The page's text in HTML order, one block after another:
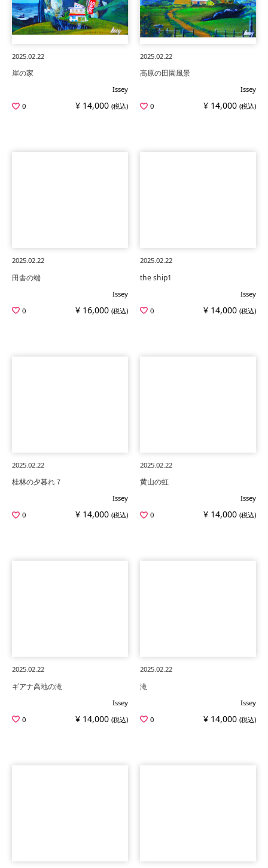
2025.02.22
崖の家
Issey
0
¥ 14,000 (税込)
2025.02.22
高原の田園風景
Issey
0
¥ 14,000 (税込)
2025.02.22
田舎の端
Issey
0
¥ 16,000 (税込)
2025.02.22
the ship1
Issey
0
¥ 14,000 (税込)
2025.02.22
桂林の夕暮れ７
Issey
0
¥ 14,000 (税込)
2025.02.22
黄山の虹
Issey
0
¥ 14,000 (税込)
2025.02.22
ギアナ高地の滝
Issey
0
¥ 14,000 (税込)
2025.02.22
滝
Issey
0
¥ 14,000 (税込)